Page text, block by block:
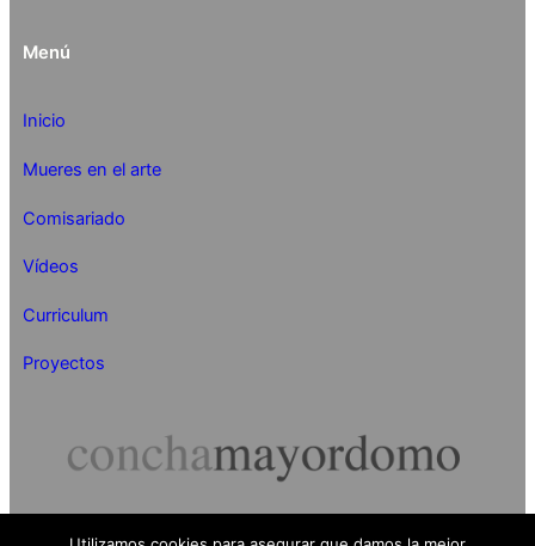
Menú
Inicio
Mueres en el arte
Comisariado
Vídeos
Curriculum
Proyectos